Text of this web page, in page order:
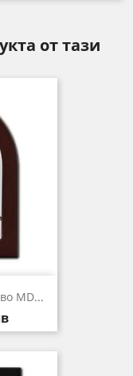
от тази
MD...